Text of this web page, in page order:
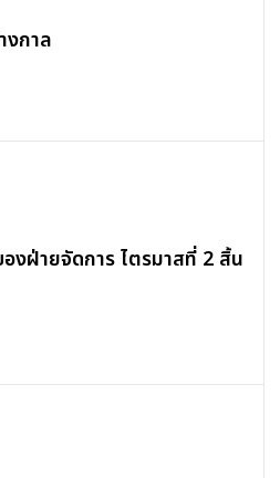
งกาล
องฝ่ายจัดการ ไตรมาสที่ 2 สิ้น